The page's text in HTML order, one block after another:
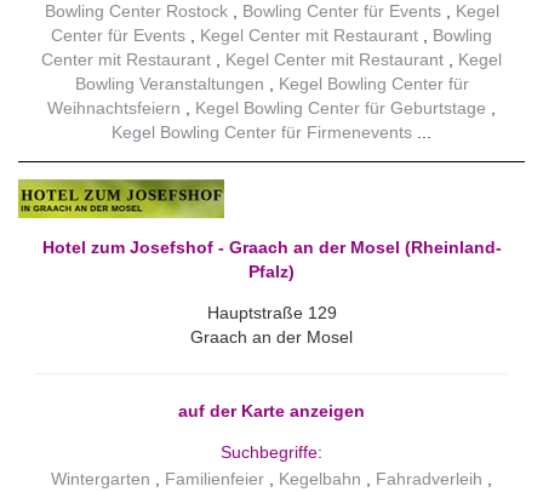
Bowling Center Rostock
Bowling Center für Events
Kegel
Center für Events
Kegel Center mit Restaurant
Bowling
Center mit Restaurant
Kegel Center mit Restaurant
Kegel
Bowling Veranstaltungen
Kegel Bowling Center für
Weihnachtsfeiern
Kegel Bowling Center für Geburtstage
Kegel Bowling Center für Firmenevents
Hotel zum Josefshof - Graach an der Mosel (Rheinland-
Pfalz)
Hauptstraße 129
Graach an der Mosel
auf der Karte anzeigen
Suchbegriffe:
Wintergarten
Familienfeier Kegelbahn
Fahradverleih